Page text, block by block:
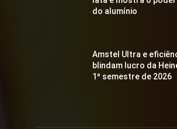
do alumínio
Amstel Ultra e
blindam lucro da
1º semestre de 2026